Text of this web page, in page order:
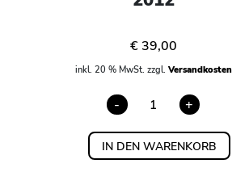
€39,00
inkl. 20 % MwSt. zzgl. Versandkosten
- NADOR
MENGE
+
IN DEN WARENKORB